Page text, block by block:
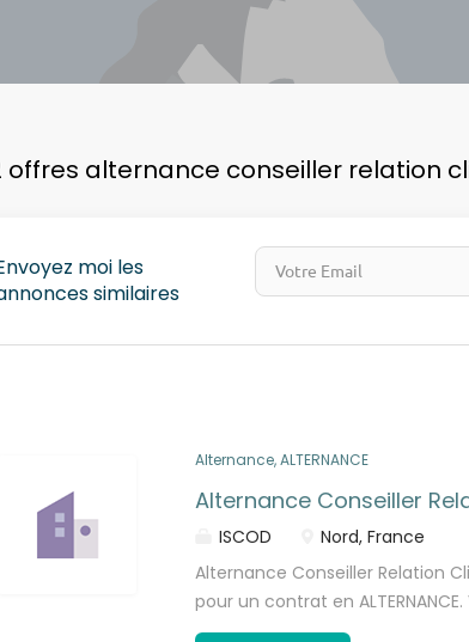
département
,
offres alternance conseiller relation
moi les
similaires
Alternance, ALTERNANCE
Alternance Conseiller
ISCOD
Nord, France
Alternance Conseiller Relation
pour un contrat en
BACCALAUREAT et remplir les